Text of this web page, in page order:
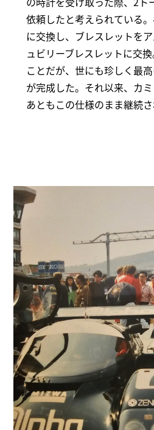
依頼したと考えられている
に交換し、ブレスレットを
ュビリーブレスレットに交
ことだが、世にも珍しく最
が完成した。それ以来、カ
あともこの仕様のまま継続さ